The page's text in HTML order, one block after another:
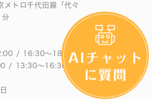
メトロ千代田線「代々
分
/ 16:30〜18:30
/ 13:30〜16:30